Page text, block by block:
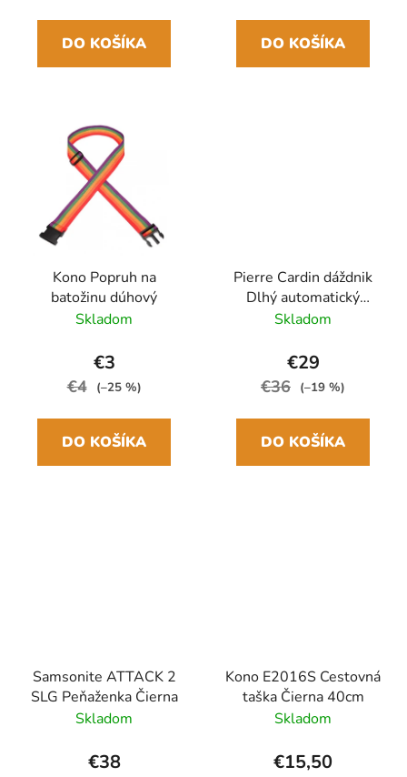
DO KOŠÍKA DO KOŠÍKA
Kono Popruh na
batožinu dúhový
Skladom
€3
€4 (–25 %)
DO KOŠÍKA
Pierre Cardin dáždnik
Dlhý automatický
Čierny/červený
Skladom
€29
€36 (–19 %)
DO KOŠÍKA
Samsonite ATTACK 2
SLG Peňaženka Čierna
Skladom
€38
Kono E2016S Cestovná
taška Čierna 40cm
Skladom
€15,50